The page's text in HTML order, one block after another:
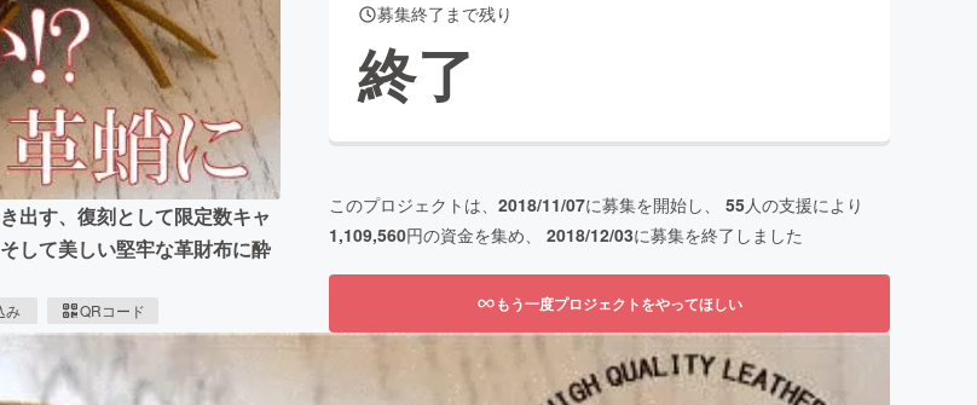
for Social GoodCAMPFIRE Creation
ふるさと納税machi-ya コミュニティ
出す、復刻として限定数キャ
して美しい堅牢な革財布に酔
み QRコード
募集終了まで残り
終了
このプロジェクトは、 2018/11/07に募集を開始し、 55人の支援により
1,109,560円の資金を集め、 2018/12/03に募集を終了しました
もう一度プロジェクトをやってほしい